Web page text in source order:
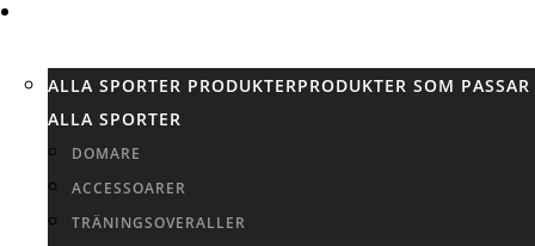
ALLA SPORTER PRODUKTERPRODUKTER SOM PASSAR
ALLA SPORTER
DOMARE
ACCESSOARER
TRÄNINGSOVERALLER